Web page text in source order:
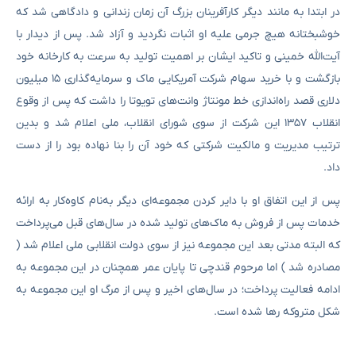
در ابتدا به‌ مانند دیگر کارآفرینان بزرگ آن زمان زندانی و دادگاهی شد که
خوشبختانه هیچ جرمی علیه او اثبات نگردید و آزاد شد. پس از دیدار با
آیت‌الله خمینی و تاکید ایشان بر اهمیت تولید به‌ سرعت به کارخانه خود
بازگشت و با خرید سهام شرکت آمریکایی ماک و سرمایه‌گذاری ۱۵ میلیون
دلاری قصد راه‌اندازی خط مونتاژ وانت‌های تویوتا را داشت که پس از وقوع
انقلاب ۱۳۵۷ این شرکت از سوی شورای انقلاب، ملی اعلام شد و بدین
ترتیب مدیریت و مالکیت شرکتی که خود آن را بنا نهاده بود را از دست
داد.
پس از این اتفاق او با دایر کردن مجموعه‌ای دیگر به‌نام کاوه‌کار به ارائه
خدمات پس از فروش به ماک‌های تولید شده در سال‌های قبل می‌پرداخت
که البته مدتی بعد این مجموعه نیز از سوی دولت انقلابی ملی اعلام شد (
مصادره شد ) اما مرحوم قندچی تا پایان عمر همچنان در این مجموعه به
ادامه فعالیت پرداخت؛ در سال‌های اخیر و پس از مرگ او این مجموعه به
شکل متروکه رها شده است.